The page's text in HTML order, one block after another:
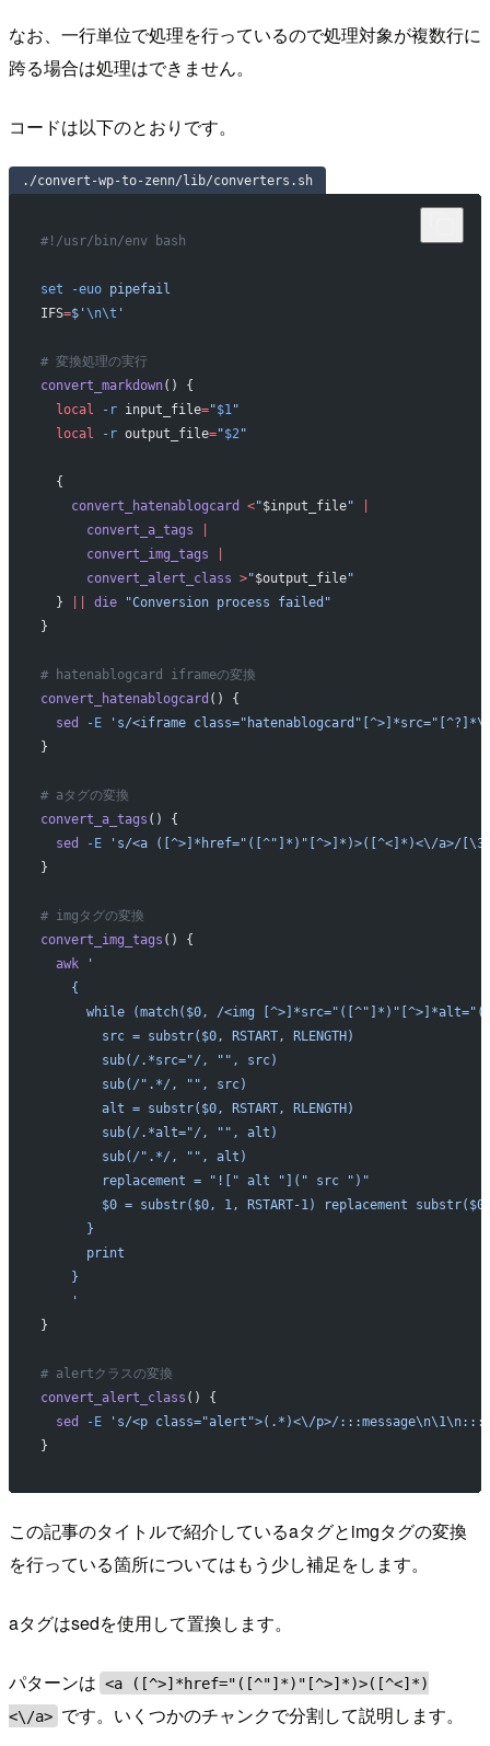
なお、一行単位で処理を行っているので処理対象が複数行に
跨る場合は処理はできません。
コードは以下のとおりです。
./convert-wp-to-zenn/lib/converters.sh
#!/usr/bin/env bash
set -euo pipefail
IFS=$' \n\t '
# 変換処理の実行
convert_markdown() {
  local
-r input_file="$1 "
  local
-r output_file="$2 "
  {
    convert_hatenablogcard
<"$input_file"
      convert_a_tags
      convert_img_tags
      convert_alert_class
>"$output_file"
  }
die "Conversion process failed"
}
# hatenablogcard iframeの変換
convert_hatenablogcard () {
  sed
-E 's/<iframe
}
# aタグの変換
convert_a_tags () {
  sed
-E 's/<a ([^>]*href="([^"]*)"[^>]*)>([^<]*)<\/a>/
}
# imgタグの変換
convert_img_tags () {
  awk
'
    {
while (match($0, /<img
        src = substr($0, RSTART, RLENGTH)
        sub(/.*src="/, "", src)
        sub(/".*/, "", src)
        alt = substr($0, RSTART, RLENGTH)
        sub(/.*alt="/, "", alt)
        sub(/".*/, "", alt)
        replacement = "![" alt "](" src ")"
$0 = substr($0, 1, RSTART-1) replacement
      }
      print
    }
    '
}
# alertクラスの変換
convert_alert_class () {
  sed
-E 's/<p class="alert">(.*)<\/p>/
}
この記事のタイトルで紹介しているaタグとimgタグの変換
を行っている箇所についてはもう少し補足をします。
aタグはsedを使用して置換します。
パターンは <a ([^>]*href="([^"]*)"[^>]*)>([^<]*)
<\/a> です。いくつかのチャンクで分割して説明します。